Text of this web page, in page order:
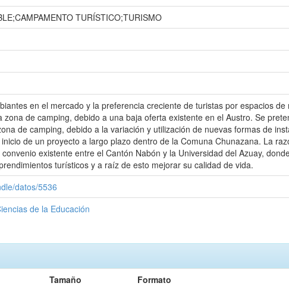
TURÍSTICO;TURISMO
en el mercado y la preferencia creciente de turistas por espacios
de camping, debido a una baja oferta existente en el Austro. Se
de camping, debido a la variación y utilización de nuevas formas de
de un proyecto a largo plazo dentro de la Comuna Chunazana. La
existente entre el Cantón Nabón y la Universidad del Azuay,
turísticos y a raíz de esto mejorar su calidad de vida.
datos/5536
de la Educación
Tamaño
Formato